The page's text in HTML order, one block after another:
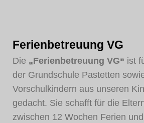
Ferienbetreuung VG
Die „Ferienbetreuung VG“ ist
der Grundschule Pastetten
Vorschulkindern aus unseren
gedacht. Sie schafft für die
zwischen 12 Wochen Ferien